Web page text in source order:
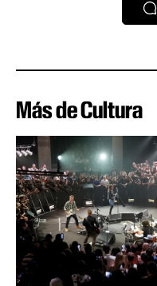
Más de Cultura